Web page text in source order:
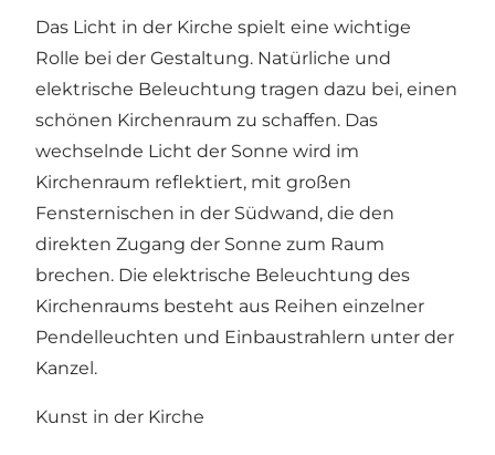
Das Licht in der Kirche spielt eine wichtige
Rolle bei der Gestaltung. Natürliche und
elektrische Beleuchtung tragen dazu bei, einen
schönen Kirchenraum zu schaffen. Das
wechselnde Licht der Sonne wird im
Kirchenraum reflektiert, mit großen
Fensternischen in der Südwand, die den
direkten Zugang der Sonne zum Raum
brechen. Die elektrische Beleuchtung des
Kirchenraums besteht aus Reihen einzelner
Pendelleuchten und Einbaustrahlern unter der
Kanzel.
Kunst in der Kirche